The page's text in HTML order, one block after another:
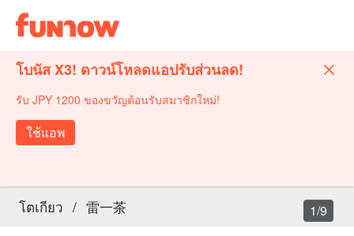
โบนัส X3! ดาวน์โหลดแอปรับส่วนลด!
รับ JPY 1200 ของขวัญต้อนรับสมาชิกใหม่!
ใช้แอพ
โตเกียว / 雷一茶 1/9